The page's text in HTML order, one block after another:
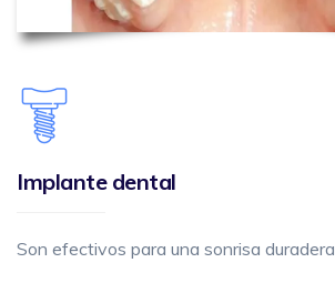
Implante dental
Son efectivos para una sonrisa duradera